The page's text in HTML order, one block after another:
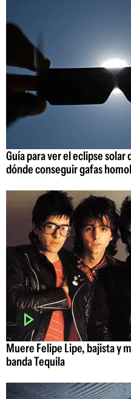
Guía para ver el eclipse solar
dónde conseguir gafas
Muere Felipe Lipe, bajista y
banda Tequila